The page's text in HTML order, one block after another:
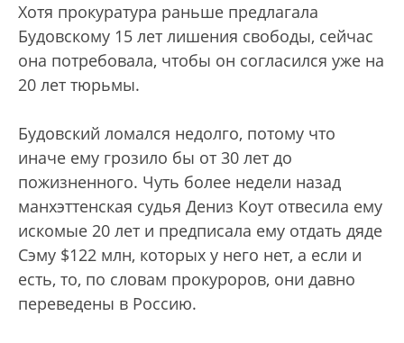
Хотя прокуратура раньше предлагала
Будовскому 15 лет лишения свободы, сейчас
она потребовала, чтобы он согласился уже на
20 лет тюрьмы.
Будовский ломался недолго, потому что
иначе ему грозило бы от 30 лет до
пожизненного. Чуть более недели назад
манхэттенская судья Дениз Коут отвесила ему
искомые 20 лет и предписала ему отдать дяде
Сэму $122 млн, которых у него нет, а если и
есть, то, по словам прокуроров, они давно
переведены в Россию.